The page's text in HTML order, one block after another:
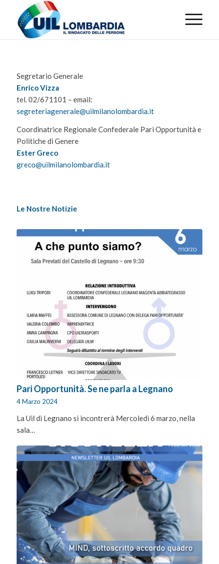
Segretario Generale
Enrico Vizza
tel. 02/671101 – email:
segreteriagenerale@uilmilanolombardia.it
Coordinatrice Regionale Confederale Pari Opportunità e
Politiche di Genere
Ester Greco
greco@uilmilanolombardia.it
Le Nostre Notizie
Pari Opportunità. Se ne parla a Legnano
4 Marzo 2024
La Uil di Legnano si incontrerà Mercoledì 6 marzo, nella
sala…